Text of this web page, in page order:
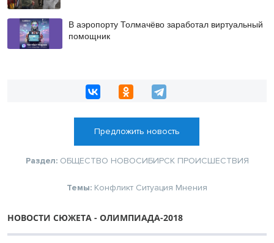
В аэропорту Толмачёво заработал виртуальный
помощник
Предложить новость
Раздел: ОБЩЕСТВО НОВОСИБИРСК ПРОИСШЕСТВИЯ
Темы: Конфликт Ситуация Мнения
НОВОСТИ СЮЖЕТА - ОЛИМПИАДА-2018